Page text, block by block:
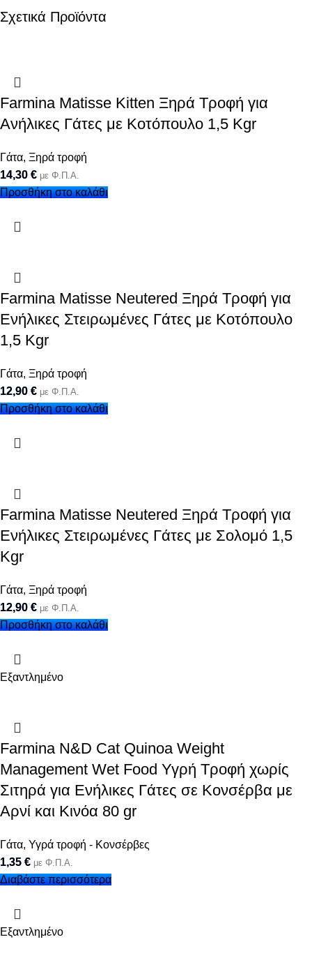
Σχετικά Προϊόντα
Farmina Matisse Kitten Ξηρά Τροφή για
Ανήλικες Γάτες με Κοτόπουλο 1,5 Kgr
Γάτα, Ξηρά τροφή
14,30 € με Φ.Π.Α.
Προσθήκη στο καλάθι
Farmina Matisse Neutered Ξηρά Τροφή για
Ενήλικες Στειρωμένες Γάτες με Κοτόπουλο
1,5 Kgr
Γάτα, Ξηρά τροφή
12,90 € με Φ.Π.Α.
Προσθήκη στο καλάθι
Farmina Matisse Neutered Ξηρά Τροφή για
Ενήλικες Στειρωμένες Γάτες με Σολομό 1,5
Kgr
Γάτα, Ξηρά τροφή
12,90 € με Φ.Π.Α.
Προσθήκη στο καλάθι
Εξαντλημένο
Farmina N&D Cat Quinoa Weight
Management Wet Food Υγρή Τροφή χωρίς
Σιτηρά για Ενήλικες Γάτες σε Κονσέρβα με
Αρνί και Κινόα 80 gr
Γάτα, Υγρά τροφή - Κονσέρβες
1,35 € με Φ.Π.Α.
Διαβάστε περισσότερα
Εξαντλημένο